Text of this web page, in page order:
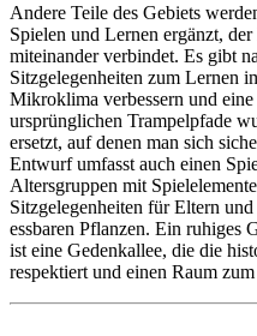
Andere Teile des Gebiets
Spielen und Lernen ergänzt,
miteinander verbindet. Es gibt
Sitzgelegenheiten zum Lernen
Mikroklima verbessern und
ursprünglichen Trampelpfade
ersetzt, auf denen man sich
Entwurf umfasst auch einen
Altersgruppen mit
Sitzgelegenheiten für Eltern
essbaren Pflanzen. Ein ruhiges
ist eine Gedenkallee, die die
respektiert und einen Raum